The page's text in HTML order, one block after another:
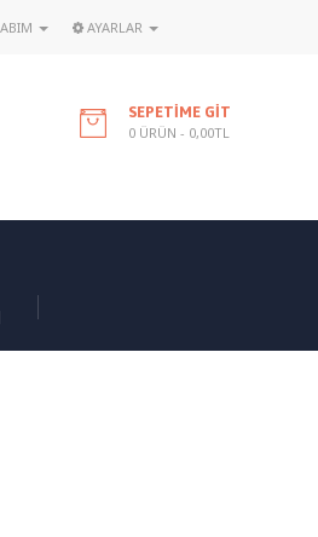
AYARLAR
SEPETIME GIT
0 ÜRÜN - 0,00TL